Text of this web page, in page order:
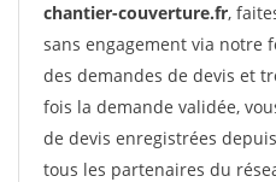
chantier-couverture.fr,
sans engagement via notre
des demandes de devis et
fois la demande validée,
de devis enregistrées
tous les partenaires du